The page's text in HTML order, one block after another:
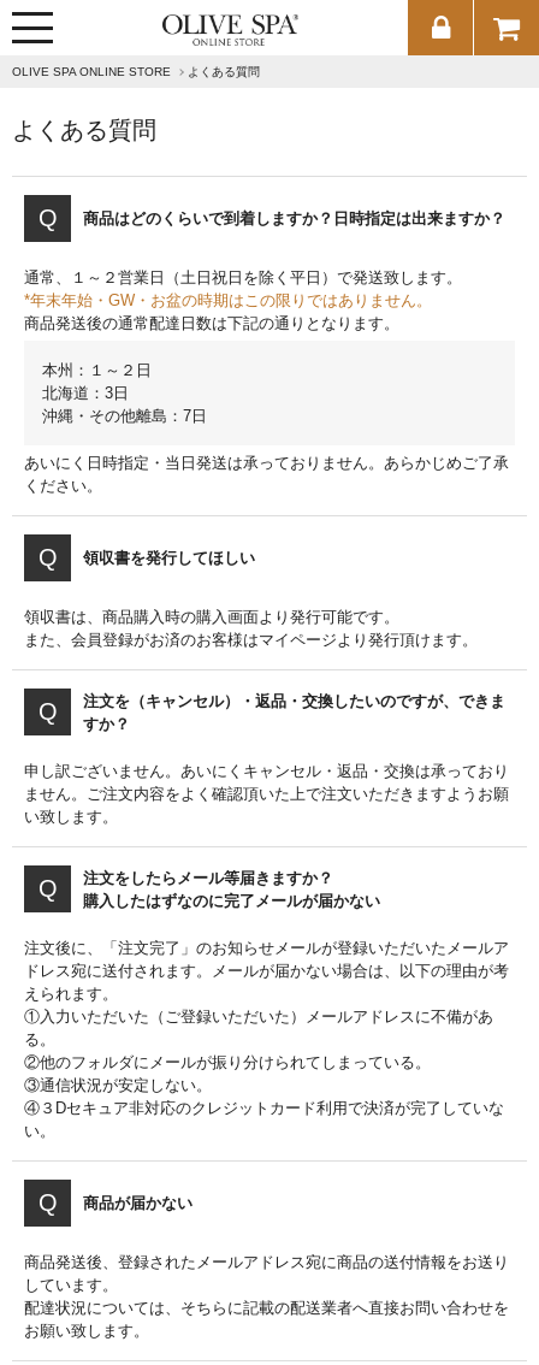
OLIVE SPA ONLINE STORE よくある質問
よくある質問
商品はどのくらいで到着しますか？日時指定は出来ますか？
通常、１～２営業日（土日祝日を除く平日）で発送致します。
*年末年始・GW・お盆の時期はこの限りではありません。
商品発送後の通常配達日数は下記の通りとなります。
本州：１～２日
北海道：3日
沖縄・その他離島：7日
あいにく日時指定・当日発送は承っておりません。あらかじめご了承
ください。
領収書を発行してほしい
領収書は、商品購入時の購入画面より発行可能です。
また、会員登録がお済のお客様はマイページより発行頂けます。
注文を（キャンセル）・返品・交換したいのですが、できま
すか？
申し訳ございません。あいにくキャンセル・返品・交換は承っており
ません。ご注文内容をよく確認頂いた上で注文いただきますようお願
い致します。
注文をしたらメール等届きますか？
購入したはずなのに完了メールが届かない
注文後に、「注文完了」のお知らせメールが登録いただいたメールア
ドレス宛に送付されます。メールが届かない場合は、以下の理由が考
えられます。
①入力いただいた（ご登録いただいた）メールアドレスに不備があ
る。
②他のフォルダにメールが振り分けられてしまっている。
③通信状況が安定しない。
④３Dセキュア非対応のクレジットカード利用で決済が完了していな
い。
商品が届かない
商品発送後、登録されたメールアドレス宛に商品の送付情報をお送り
しています。
配達状況については、そちらに記載の配送業者へ直接お問い合わせを
お願い致します。